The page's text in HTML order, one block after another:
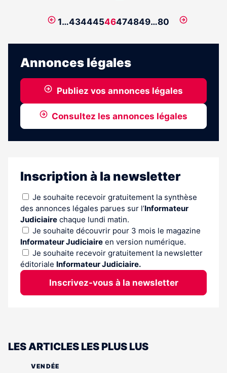
réservé
abonnés
Page
1…43444546474849…80
Page
Annonces légales
Publiez vos annonces légales
Consultez les annonces légales
Inscription à la newsletter
Je souhaite recevoir gratuitement la synthèse
des annonces légales parues sur l’Informateur
Judiciaire chaque lundi matin.
Je souhaite découvrir pour 3 mois le magazine
Informateur Judiciaire en version numérique.
Je souhaite recevoir gratuitement la newsletter
éditoriale Informateur Judiciaire.
Inscrivez-vous à la newsletter
LES ARTICLES LES PLUS LUS
VENDÉE